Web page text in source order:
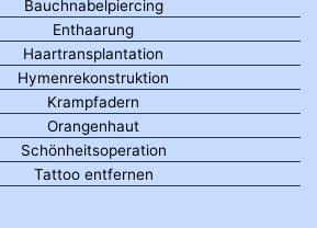
Bauchnabelpiercing
Enthaarung
Haartransplantation
Hymenrekonstruktion
Krampfadern
Orangenhaut
Schönheitsoperation
Tattoo entfernen